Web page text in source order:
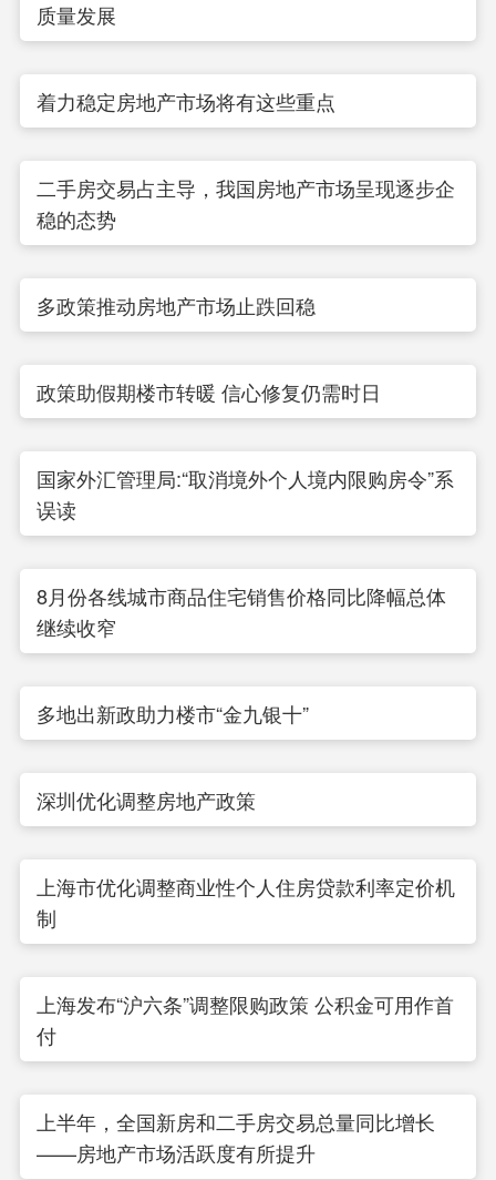
质量发展
着力稳定房地产市场将有这些重点
二手房交易占主导，我国房地产市场呈现逐步企
稳的态势
多政策推动房地产市场止跌回稳
政策助假期楼市转暖 信心修复仍需时日
国家外汇管理局:“取消境外个人境内限购房令”系
误读
8月份各线城市商品住宅销售价格同比降幅总体
继续收窄
多地出新政助力楼市“金九银十”
深圳优化调整房地产政策
上海市优化调整商业性个人住房贷款利率定价机
制
上海发布“沪六条”调整限购政策 公积金可用作首
付
上半年，全国新房和二手房交易总量同比增长
——房地产市场活跃度有所提升